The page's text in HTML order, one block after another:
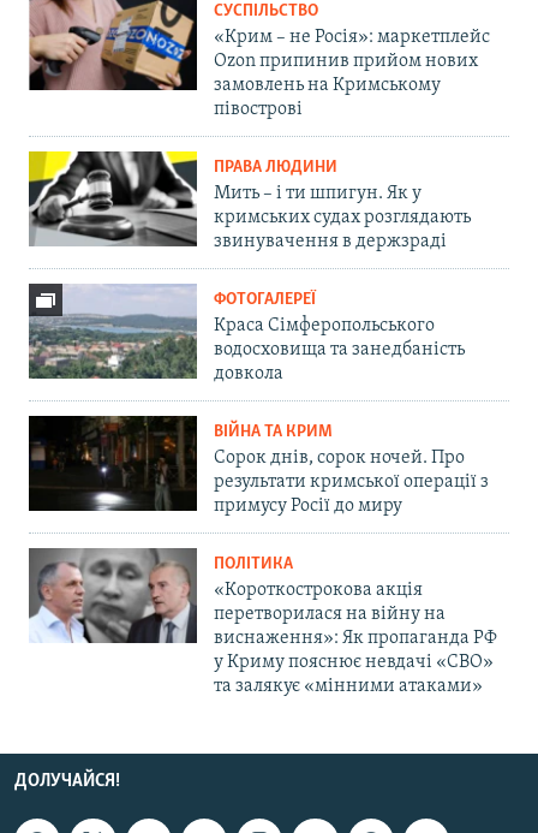
СУСПІЛЬСТВО
«Крим – не Росія»: маркетплейс
Ozon припинив прийом нових
замовлень на Кримському
півострові
ПРАВА ЛЮДИНИ
Мить – і ти шпигун. Як у
кримських судах розглядають
звинувачення в держзраді
ФОТОГАЛЕРЕЇ
Краса Сімферопольського
водосховища та занедбаність
довкола
ВІЙНА ТА КРИМ
Сорок днів, сорок ночей. Про
результати кримської операції з
примусу Росії до миру
ПОЛІТИКА
«Короткострокова акція
перетворилася на війну на
виснаження»: Як пропаганда РФ
у Криму пояснює невдачі «СВО»
та залякує «мінними атаками»
ДОЛУЧАЙСЯ!